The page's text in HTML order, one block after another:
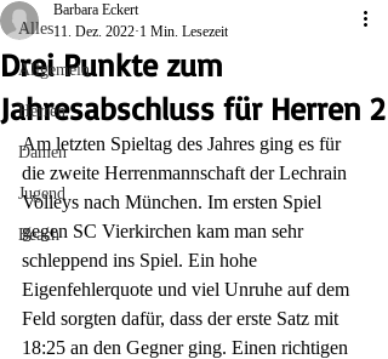
Alles
Allgemein
Herren
Damen
Jugend
Beach
Drei Punkte zum
Jahresabschluss für Herren 2
Barbara Eckert
11. Dez. 2022 1 Min. Lesezeit
Am letzten Spieltag des Jahres ging es für
die zweite Herrenmannschaft der Lechrain
Volleys nach München. Im ersten Spiel
gegen SC Vierkirchen kam man sehr
schleppend ins Spiel. Ein hohe
Eigenfehlerquote und viel Unruhe auf dem
Feld sorgten dafür, dass der erste Satz mit
18:25 an den Gegner ging. Einen richtigen